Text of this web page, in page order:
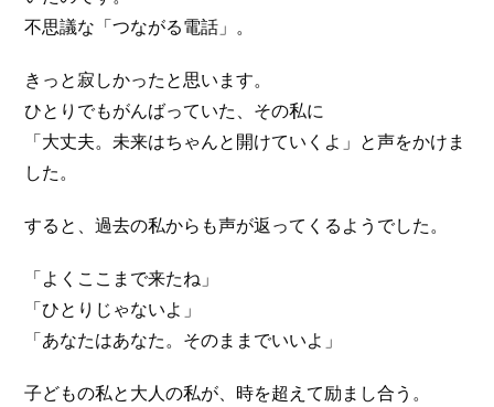
不思議な「つながる電話」。
きっと寂しかったと思います。
ひとりでもがんばっていた、その私に
「大丈夫。未来はちゃんと開けていくよ」と声をかけま
した。
すると、過去の私からも声が返ってくるようでした。
「よくここまで来たね」
「ひとりじゃないよ」
「あなたはあなた。そのままでいいよ」
子どもの私と大人の私が、時を超えて励まし合う。